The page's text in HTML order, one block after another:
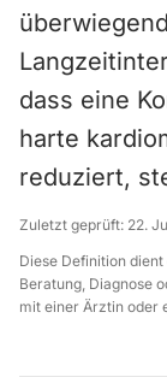
dass eine
harte
reduziert,
Zuletzt geprüft: 22.
Diese Definition
Beratung, Diagnose
mit einer Ärztin oder